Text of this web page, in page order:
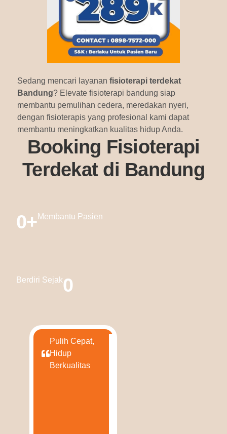
Sedang mencari layanan fisioterapi terdekat
Bandung? Elevate fisioterapi bandung siap
membantu pemulihan cedera, meredakan nyeri,
dengan fisioterapis yang profesional kami dapat
membantu meningkatkan kualitas hidup Anda.
Booking Fisioterapi
Terdekat di Bandung
0+ Membantu Pasien
Berdiri Sejak0
Pulih Cepat,
Hidup
Berkualitas